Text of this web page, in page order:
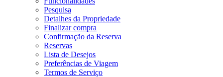
Pesquisa
Detalhes da Propriedade
Finalizar compra
Confirmação da Reserva
Reservas
Lista de Desejos
Preferências de Viagem
Termos de Serviço